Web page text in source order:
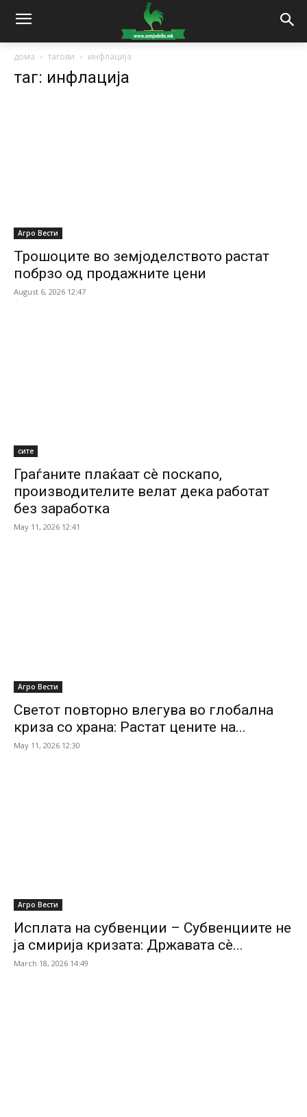
дома тагови инфлација
таг: инфлација
Агро Вести
Трошоците во земјоделството растат
побрзо од продажните цени
August 6, 2026 12:47
сите
Граѓаните плаќаат сè поскапо,
производителите велат дека работат
без заработка
May 11, 2026 12:41
Агро Вести
Светот повторно влегува во глобална
криза со храна: Растат цените на...
May 11, 2026 12:30
Агро Вести
Исплата на субвенции – Субвенциите не
ја смирија кризата: Државата сè...
March 18, 2026 14:49